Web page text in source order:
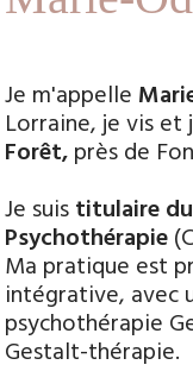
Je m'appelle
Lorraine, je vis et
Forêt,près de
Je suistitulaire
Psychothérapie
Ma pratique est
intégrative, avec
psychothérapie
Gestalt-thérapie.